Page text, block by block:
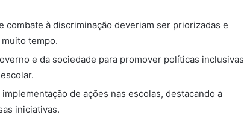
combate à discriminação deveriam ser priorizadas e
tempo.
e da sociedade para promover políticas inclusivas
de ações nas escolas, destacando a
iniciativas.